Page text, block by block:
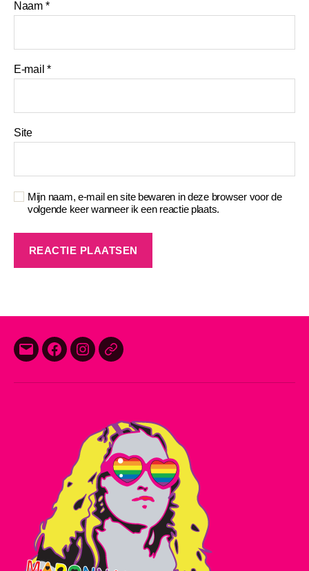
Naam *
E-mail*
Site
Mijn naam, e-mail en site bewaren in deze browser voor de
volgende keer wanneer ik een reactie plaats.
E-
Facebook
InstagramThreads